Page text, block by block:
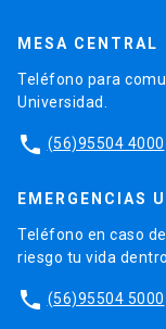
MESA CENTRAL
Teléfono para
Universidad.
phone (56)95504 4000
EMERGENCIAS
Teléfono en caso
riesgo tu vida
phone (56)95504 5000